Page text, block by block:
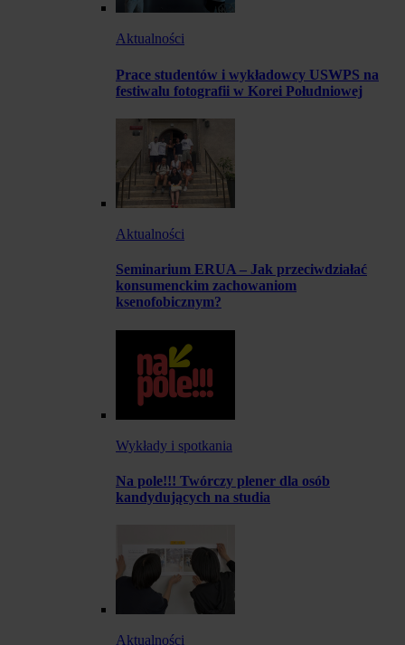
Aktualności
Prace studentów i wykładowcy USWPS na
festiwalu fotografii w Korei Południowej
Aktualności
Seminarium ERUA – Jak przeciwdziałać
konsumenckim zachowaniom
ksenofobicznym?
Wykłady i spotkania
Na pole!!! Twórczy plener dla osób
kandydujących na studia
Aktualności